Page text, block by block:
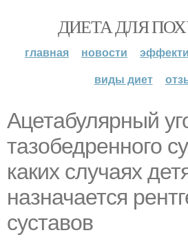
ДИЕТА ДЛЯ
главная новости
виды диет
Ацетабулярный
тазобедренного
каких случаях
назначается
суставов